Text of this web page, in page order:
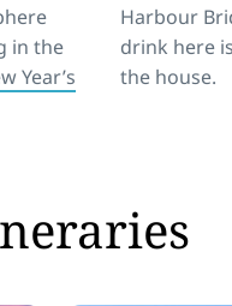
in the
Year’s
Harbour
drink here
the house.